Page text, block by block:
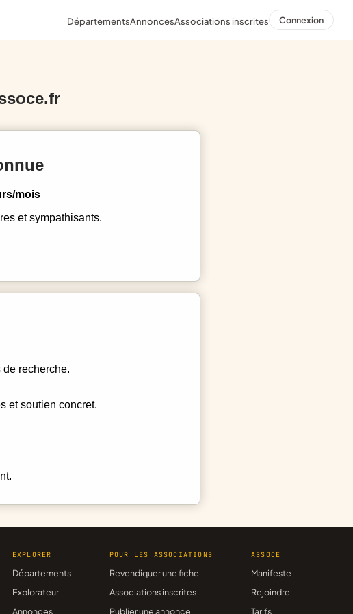
DépartementsAnnoncesAssociations inscrites Connexion
mois
et sympathisants.
recherche.
et soutien concret.
EXPLORER
Départements
Explorateur
Annonces
POUR LES ASSOCIATIONS
Revendiquer une fiche
Associations inscrites
Publier une annonce
ASSOCE
Manifeste
Rejoindre
Tarifs